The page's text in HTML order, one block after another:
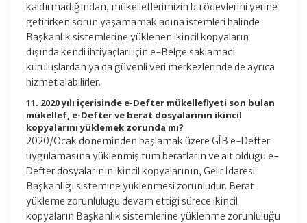
kaldırmadığından, mükelleflerimizin bu ödevlerini yerine
getirirken sorun yaşamamak adına istemleri halinde
Başkanlık sistemlerine yüklenen ikincil kopyaların
dışında kendi ihtiyaçları için e-Belge saklamacı
kuruluşlardan ya da güvenli veri merkezlerinde de ayrıca
hizmet alabilirler.
11. 2020 yılı içerisinde e-Defter mükellefiyeti son bulan
mükellef, e-Defter ve berat dosyalarının ikincil
kopyalarını yüklemek zorunda mı?
2020/Ocak döneminden başlamak üzere GİB e-Defter
uygulamasına yüklenmiş tüm beratların ve ait olduğu e-
Defter dosyalarının ikincil kopyalarının, Gelir İdaresi
Başkanlığı sistemine yüklenmesi zorunludur. Berat
yükleme zorunluluğu devam ettiği sürece ikincil
kopyaların Başkanlık sistemlerine yüklenme zorunluluğu